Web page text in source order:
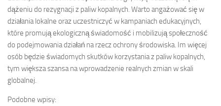
dążeniu do rezygnacji z paliw kopalnych. Warto angażować się w
działania lokalne oraz uczestniczyć w kampaniach edukacyjnych,
które promują ekologiczną świadomość i mobilizują społeczność
do podejmowania działań na rzecz ochrony środowiska. Im więcej
osób będzie świadomych skutków korzystania z paliw kopalnych,
tym większa szansa na wprowadzenie realnych zmian w skali
globalnej.
Podobne wpisy: